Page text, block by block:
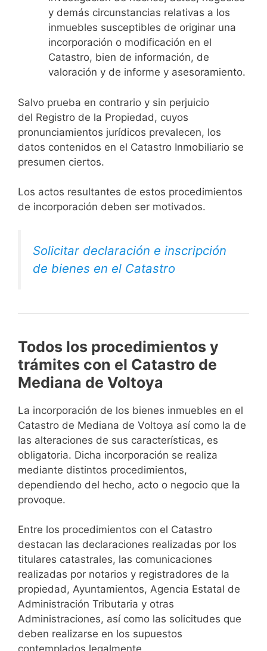
y demás circunstancias relativas a los
inmuebles susceptibles de originar una
incorporación o modificación en el
Catastro, bien de información, de
valoración y de informe y asesoramiento.
Salvo prueba en contrario y sin perjuicio
del Registro de la Propiedad, cuyos
pronunciamientos jurídicos prevalecen, los
datos contenidos en el Catastro Inmobiliario se
presumen ciertos.
Los actos resultantes de estos procedimientos
de incorporación deben ser motivados.
Solicitar declaración e inscripción
de bienes en el Catastro
Todos los procedimientos y
trámites con el Catastro de
Mediana de Voltoya
La incorporación de los bienes inmuebles en el
Catastro de Mediana de Voltoya así como la de
las alteraciones de sus características, es
obligatoria. Dicha incorporación se realiza
mediante distintos procedimientos,
dependiendo del hecho, acto o negocio que la
provoque.
Entre los procedimientos con el Catastro
destacan las declaraciones realizadas por los
titulares catastrales, las comunicaciones
realizadas por notarios y registradores de la
propiedad, Ayuntamientos, Agencia Estatal de
Administración Tributaria y otras
Administraciones, así como las solicitudes que
deben realizarse en los supuestos